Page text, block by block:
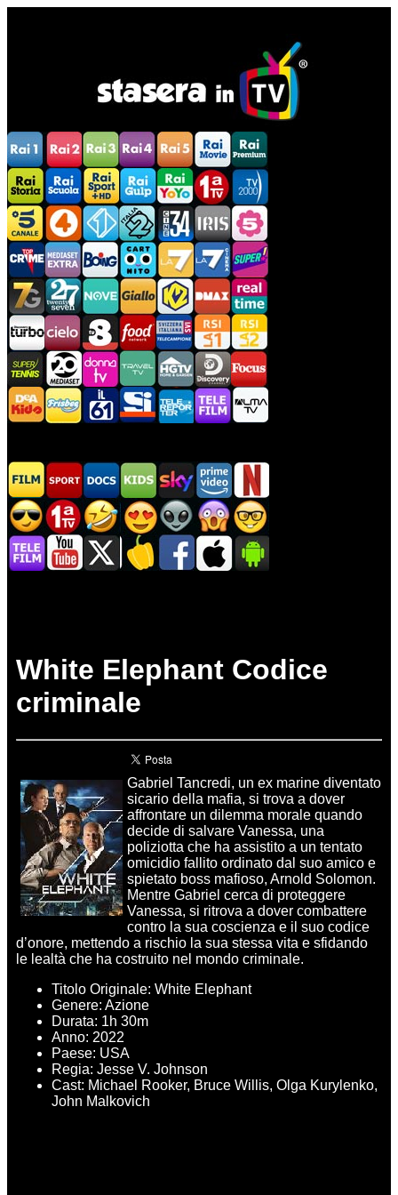
White Elephant Codice
criminale
Gabriel Tancredi, un ex marine diventato
sicario della mafia, si trova a dover
affrontare un dilemma morale quando
decide di salvare Vanessa, una
poliziotta che ha assistito a un tentato
omicidio fallito ordinato dal suo amico e
spietato boss mafioso, Arnold Solomon.
Mentre Gabriel cerca di proteggere
Vanessa, si ritrova a dover combattere
contro la sua coscienza e il suo codice
d’onore, mettendo a rischio la sua stessa vita e sfidando
le lealtà che ha costruito nel mondo criminale.
Titolo Originale: White Elephant
Genere: Azione
Durata: 1h 30m
Anno: 2022
Paese: USA
Regia: Jesse V. Johnson
Cast: Michael Rooker, Bruce Willis, Olga Kurylenko,
John Malkovich